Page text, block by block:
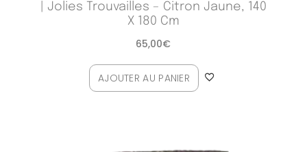
| Jolies Trouvailles – Citron Jaune, 140
X 180 Cm
65,00€
AJOUTER AU PANIER